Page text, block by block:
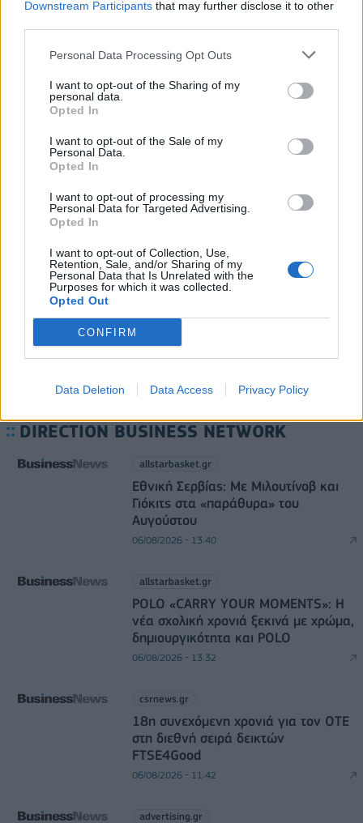
Downstream Participants that may further disclose it to other
Personal Data Processing Opt Outs
I want to opt-out of the Sharing of my
personal data.
Opted In
I want to opt-out of the Sale of my
Personal Data.
Opted In
I want to opt-out of processing my
Personal Data for Targeted Advertising.
Opted In
I want to opt-out of Collection, Use,
Retention, Sale, and/or Sharing of my
Personal Data that Is Unrelated with the
Purposes for which it was collected.
Opted Out
CONFIRM
Data Deletion Data Access Privacy Policy
Είσοδος της γαλλικής Meridiam στην ηλεκτρική
ΕΠΙΧΕΙΡΗΣΕΙΣ
ΗΠΑ: Επιβράδυνση των προσλήψεων στον ιδιωτικό
τομέα τον Ιούλιο - Δημιουργήθηκαν μόνο 44.000
05/08/2026 - 17:16 ΚΟΣΜΟΣ
προσαρμοσμένο EBITDA στα 1,2 δισ. ευρώ
05/08/2026 - 17:51
Χρηματιστήριο: Πτώση κατά 0,18%, στα 315,71
εκατ. ευρώ ο τζίρος
05/08/2026 - 18:27 ΟΙΚΟΝΟΜΙΑ
DIRECTION BUSINESS NETWORK
allstarbasket.gr
Εθνική Σερβίας: Με Μιλουτίνοβ και
Γιόκιτς στα «παράθυρα» του
Αυγούστου
06/08/2026 - 13:40
allstarbasket.gr
POLO «CARRY YOUR MOMENTS»: Η
νέα σχολική χρονιά ξεκινά με χρώμα,
δημιουργικότητα και POLO
06/08/2026 - 13:32
csrnews.gr
18η συνεχόμενη χρονιά για τον ΟΤΕ
στη διεθνή σειρά δεικτών
FTSE4Good
06/08/2026 - 11:42
advertising.gr